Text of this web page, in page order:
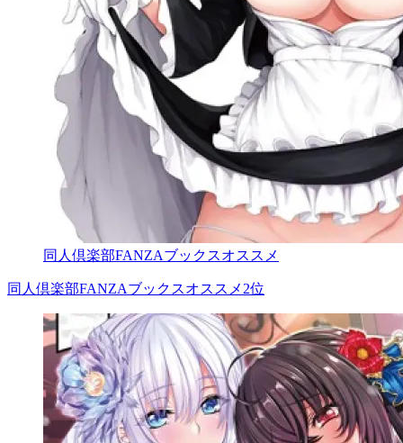
同人倶楽部FANZAブックスオススメ
同人倶楽部FANZAブックスオススメ2位